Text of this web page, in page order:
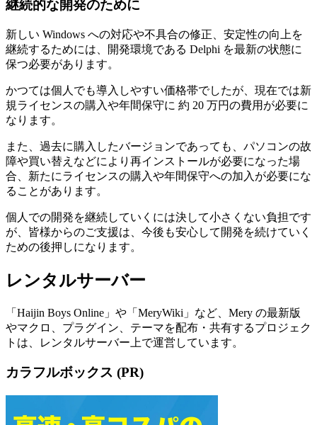
継続的な開発のために
新しい Windows への対応や不具合の修正、安定性の向上を
継続するためには、開発環境である Delphi を最新の状態に
保つ必要があります。
かつては個人でも導入しやすい価格帯でしたが、現在では新
規ライセンスの購入や年間保守に 約 20 万円の費用が必要に
なります。
また、過去に購入したバージョンであっても、パソコンの故
障や買い替えなどにより再インストールが必要になった場
合、新たにライセンスの購入や年間保守への加入が必要にな
ることがあります。
個人での開発を継続していくには決して小さくない負担です
が、皆様からのご支援は、今後も安心して開発を続けていく
ための後押しになります。
レンタルサーバー
「Haijin Boys Online」や「MeryWiki」など、Mery の最新版
やマクロ、プラグイン、テーマを配布・共有するプロジェク
トは、
レンタルサーバー上で運営 しています。
カラフルボックス (PR)